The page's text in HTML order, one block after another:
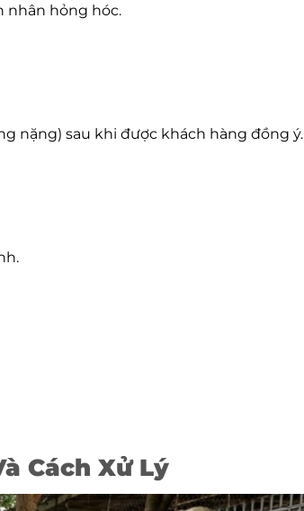
nhân hỏng hóc.
nặng) sau khi được khách hàng đồng ý.
Cách Xử Lý